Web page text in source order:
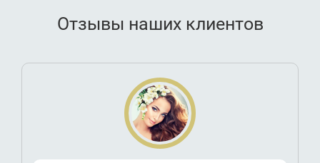
Отзывы наших клиентов